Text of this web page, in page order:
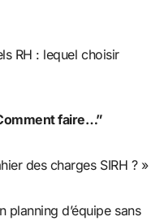
RH : lequel choisir
faire…”
des charges SIRH ? »
planning d’équipe sans